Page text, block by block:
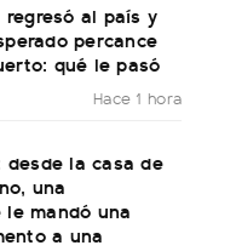
regresó al país y
percance
qué le pasó
Hace 1 hora
desde la casa de
una
mandó una
a una